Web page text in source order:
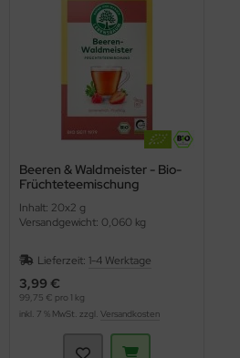
Beeren & Waldmeister - Bio-
Früchteteemischung
Inhalt: 20x2 g
Versandgewicht: 0,060 kg
Lieferzeit: 1-4 Werktage
3,99 €
99,75 € pro 1 kg
inkl. 7 % MwSt. zzgl. Versandkosten